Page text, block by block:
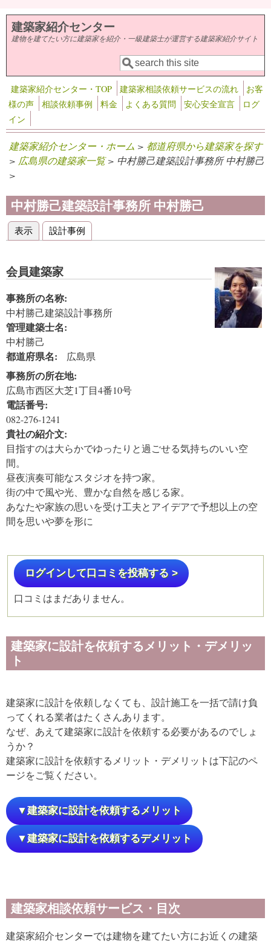
メインコンテンツに移動
建築家紹介センター
建物を建てたい方に建築家を紹介・一級建築士が運営する建築家紹介サイト
検索フォーム
検索
建築家紹介センター・TOP 建築家相談依頼サービスの流れ
お客
様の声
相談依頼事例 料金 よくある質問 安心安全宣言
ログ
イン
建築家紹介センター・ホーム > 都道府県から建築家を探す
> 広島県の建築家一覧> 中村勝己建築設計事務所 中村勝己
>
中村勝己建築設計事務所 中村勝己
プライマリータブ
表示 (アクティブなタブ)
設計事例
会員建築家
事務所の名称:
中村勝己建築設計事務所
管理建築士名:
中村勝己
都道府県名: 広島県
事務所の所在地:
広島市西区大芝1丁目4番10号
電話番号:
082-276-1241
貴社の紹介文:
目指すのは大らかでゆったりと過ごせる気持ちのいい空
間。
昼夜演奏可能なスタジオを持つ家。
街の中で風や光、豊かな自然を感じる家。
あなたや家族の思いを受け工夫とアイデアで予想以上の空
間を思いや夢を形に
ログインして口コミを投稿する >
口コミはまだありません。
建築家に設計を依頼するメリット・デメリッ
ト
建築家に設計を依頼しなくても、設計施工を一括で請け負
ってくれる業者はたくさんあります。
なぜ、あえて建築家に設計を依頼する必要があるのでしょ
うか？
建築家に設計を依頼するメリット・デメリットは下記のペ
ージをご覧ください。
▼建築家に設計を依頼するメリット
▼建築家に設計を依頼するデメリット
建築家相談依頼サービス・目次
建築家紹介センターでは建物を建てたい方にお近くの建築